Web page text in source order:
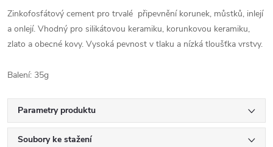
Zinkofosfátový cement pro trvalé připevnění korunek, můstků, inlejí
a onlejí. Vhodný pro silikátovou keramiku, korunkovou keramiku,
zlato a obecné kovy. Vysoká pevnost v tlaku a nízká tloušťka vrstvy.
Balení: 35g
Parametry produktu
Soubory ke stažení